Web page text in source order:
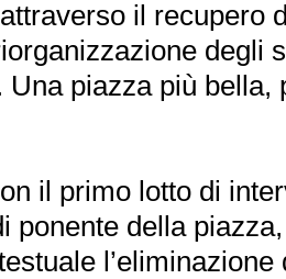
il recupero
degli
Una piazza più bella,
il primo lotto di
ponente della